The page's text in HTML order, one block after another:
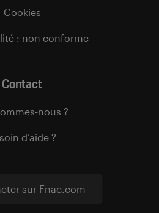
sur Fnac.com
Cookies
: non conforme
Contact
nous ?
d’aide ?